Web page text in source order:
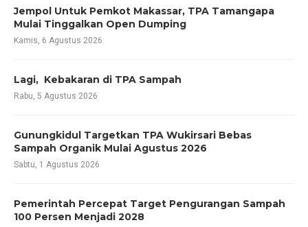
Jempol Untuk Pemkot Makassar, TPA Tamangapa
Mulai Tinggalkan Open Dumping
Kamis, 6 Agustus 2026
Lagi, Kebakaran di TPA Sampah
Rabu, 5 Agustus 2026
Gunungkidul Targetkan TPA Wukirsari Bebas
Sampah Organik Mulai Agustus 2026
Sabtu, 1 Agustus 2026
Pemerintah Percepat Target Pengurangan Sampah
100 Persen Menjadi 2028